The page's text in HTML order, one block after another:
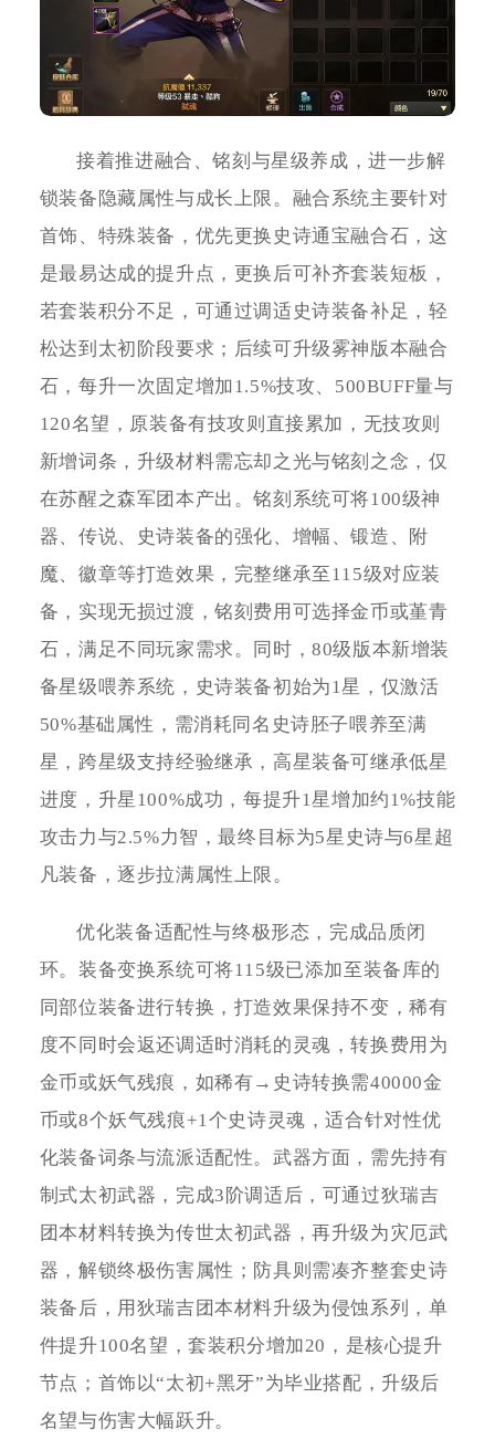
接着推进融合、铭刻与星级养成，进一步解
锁装备隐藏属性与成长上限。融合系统主要针对
首饰、特殊装备，优先更换史诗通宝融合石，这
是最易达成的提升点，更换后可补齐套装短板，
若套装积分不足，可通过调适史诗装备补足，轻
松达到太初阶段要求；后续可升级雾神版本融合
石，每升一次固定增加1.5%技攻、500BUFF量与
120名望，原装备有技攻则直接累加，无技攻则
新增词条，升级材料需忘却之光与铭刻之念，仅
在苏醒之森军团本产出。铭刻系统可将100级神
器、传说、史诗装备的强化、增幅、锻造、附
魔、徽章等打造效果，完整继承至115级对应装
备，实现无损过渡，铭刻费用可选择金币或堇青
石，满足不同玩家需求。同时，80级版本新增装
备星级喂养系统，史诗装备初始为1星，仅激活
50%基础属性，需消耗同名史诗胚子喂养至满
星，跨星级支持经验继承，高星装备可继承低星
进度，升星100%成功，每提升1星增加约1%技能
攻击力与2.5%力智，最终目标为5星史诗与6星超
凡装备，逐步拉满属性上限。
优化装备适配性与终极形态，完成品质闭
环。装备变换系统可将115级已添加至装备库的
同部位装备进行转换，打造效果保持不变，稀有
度不同时会返还调适时消耗的灵魂，转换费用为
金币或妖气残痕，如稀有→史诗转换需40000金
币或8个妖气残痕+1个史诗灵魂，适合针对性优
化装备词条与流派适配性。武器方面，需先持有
制式太初武器，完成3阶调适后，可通过狄瑞吉
团本材料转换为传世太初武器，再升级为灾厄武
器，解锁终极伤害属性；防具则需凑齐整套史诗
装备后，用狄瑞吉团本材料升级为侵蚀系列，单
件提升100名望，套装积分增加20，是核心提升
节点；首饰以“太初+黑牙”为毕业搭配，升级后
名望与伤害大幅跃升。